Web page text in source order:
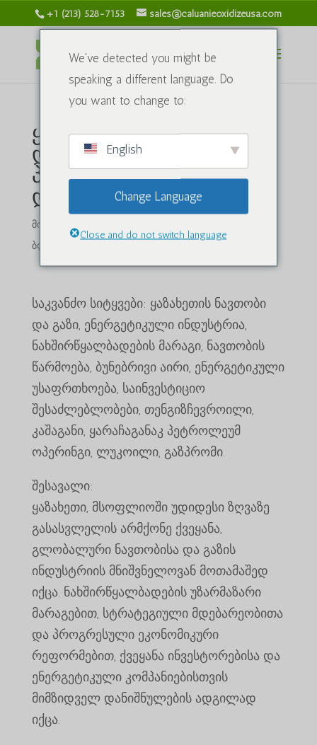
+1 (213) 528-7153 sales@caluanieoxidizeusa.com
ყაზახეთის ნავთობისა
და გაზის ინდუსტრიის
პოტენციალის
დაბლოკვა:
მიერ
ბლოგი
საკვანძო სიტყვები: ყაზახეთის ნავთობი
და გაზი, ენერგეტიკული ინდუსტრია,
ნახშირწყალბადების მარაგი, ნავთობის
წარმოება, ბუნებრივი აირი, ენერგეტიკული
უსაფრთხოება, საინვესტიციო
შესაძლებლობები, თენგიზჩევროილი,
კაშაგანი, ყარაჩაგანაკ პეტროლეუმ
ოპერინგი, ლუკოილი, გაზპრომი.
შესავალი:
ყაზახეთი, მსოფლიოში უდიდესი ზღვაზე
გასასვლელის არმქონე ქვეყანა,
გლობალური ნავთობისა და გაზის
ინდუსტრიის მნიშვნელოვან მოთამაშედ
იქცა. ნახშირწყალბადების უზარმაზარი
მარაგებით, სტრატეგიული მდებარეობითა
და პროგრესული ეკონომიკური
რეფორმებით, ქვეყანა ინვესტორებისა და
ენერგეტიკული კომპანიებისთვის
მიმზიდველ დანიშნულების ადგილად
იქცა.
We've detected you might be
speaking a different language. Do
you want to change to:
English
Change Language
Close and do not switch language